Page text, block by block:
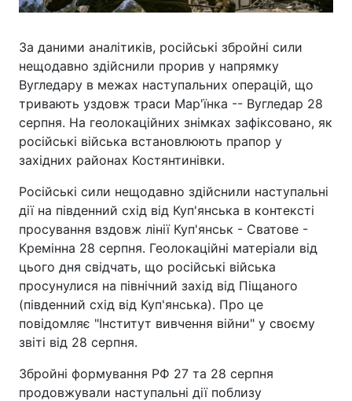
За даними аналітиків, російські збройні сили
нещодавно здійснили прорив у напрямку
Вугледару в межах наступальних операцій, що
тривають уздовж траси Мар'їнка -- Вугледар 28
серпня. На геолокаційних знімках зафіксовано, як
російські війська встановлюють прапор у
західних районах Костянтинівки.
Російські сили нещодавно здійснили наступальні
дії на південний схід від Куп'янська в контексті
просування вздовж лінії Куп'янськ - Сватове -
Кремінна 28 серпня. Геолокаційні матеріали від
цього дня свідчать, що російські війська
просунулися на північний захід від Піщаного
(південний схід від Куп'янська). Про це
повідомляє "Інститут вивчення війни" у своєму
звіті від 28 серпня.
Збройні формування РФ 27 та 28 серпня
продовжували наступальні дії поблизу